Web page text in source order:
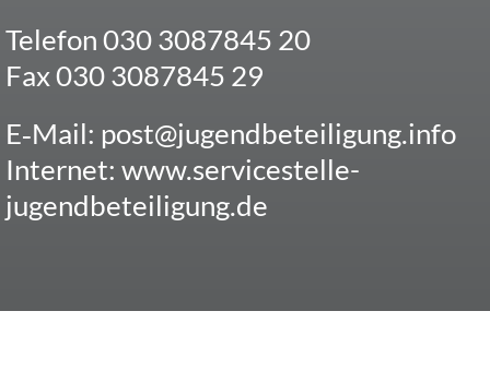
Telefon 030 3087845 20
Fax 030 3087845 29
E‑Mail: post@jugendbeteiligung.info
Inter­net: www.servicestelle-
jugendbeteiligung.de